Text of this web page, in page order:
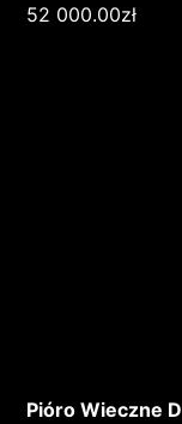
52 000.00zł
Pióro Wieczne